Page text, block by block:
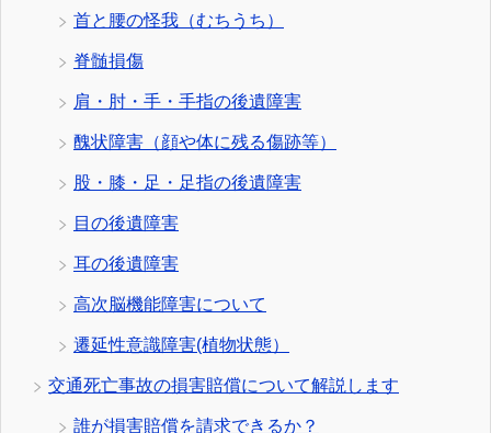
首と腰の怪我（むちうち）
脊髄損傷
肩・肘・手・手指の後遺障害
醜状障害（顔や体に残る傷跡等）
股・膝・足・足指の後遺障害
目の後遺障害
耳の後遺障害
高次脳機能障害について
遷延性意識障害(植物状態）
交通死亡事故の損害賠償について解説します
誰が損害賠償を請求できるか？